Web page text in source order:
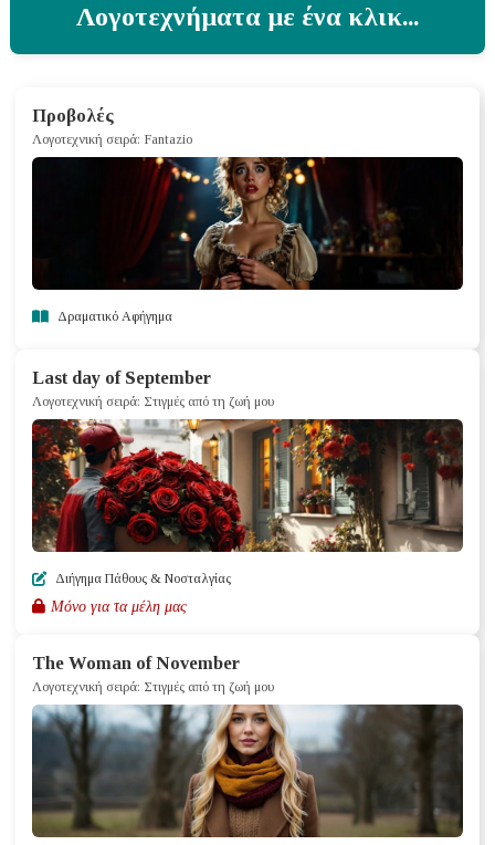
Λογοτεχνήματα με ένα κλικ...
Προβολές
Λογοτεχνική σειρά: Fantazio
Δραματικό Αφήγημα
Last day of September
Λογοτεχνική σειρά: Στιγμές από τη ζωή μου
Διήγημα Πάθους & Nοσταλγίας
Μόνο για τα μέλη μας
The Woman of November
Λογοτεχνική σειρά: Στιγμές από τη ζωή μου